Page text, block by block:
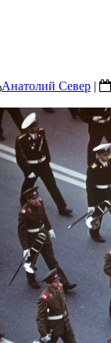
Анатолий Север |